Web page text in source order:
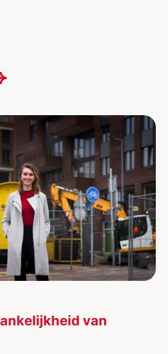
van